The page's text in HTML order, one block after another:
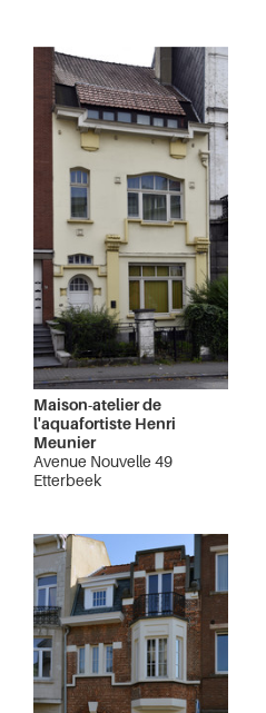
Maison-atelier de
l'aquafortiste Henri
Meunier
Avenue Nouvelle 49
Etterbeek